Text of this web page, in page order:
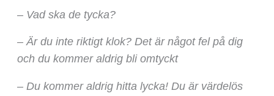
– Vad ska de tycka?
– Är du inte riktigt klok? Det är något fel på dig
och du kommer aldrig bli omtyckt
– Du kommer aldrig hitta lycka! Du är värdelös